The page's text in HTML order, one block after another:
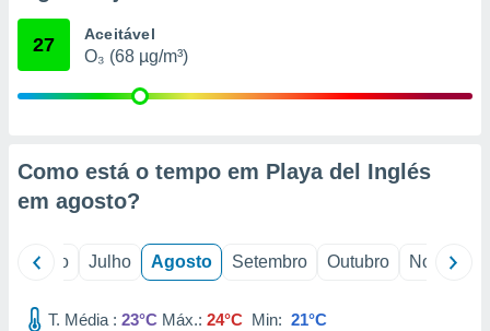
através
27 Aceitável
O₃ (68 µg/m³)
Como está o tempo em Playa del Inglés
em agosto?
Junho Julho Agosto Setembro Outubro Novembro
T. Média : 23°C Máx.: 24°C Min: 21°C